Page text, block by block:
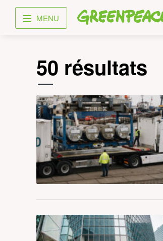
Greenpeace
MENU
50 résultats